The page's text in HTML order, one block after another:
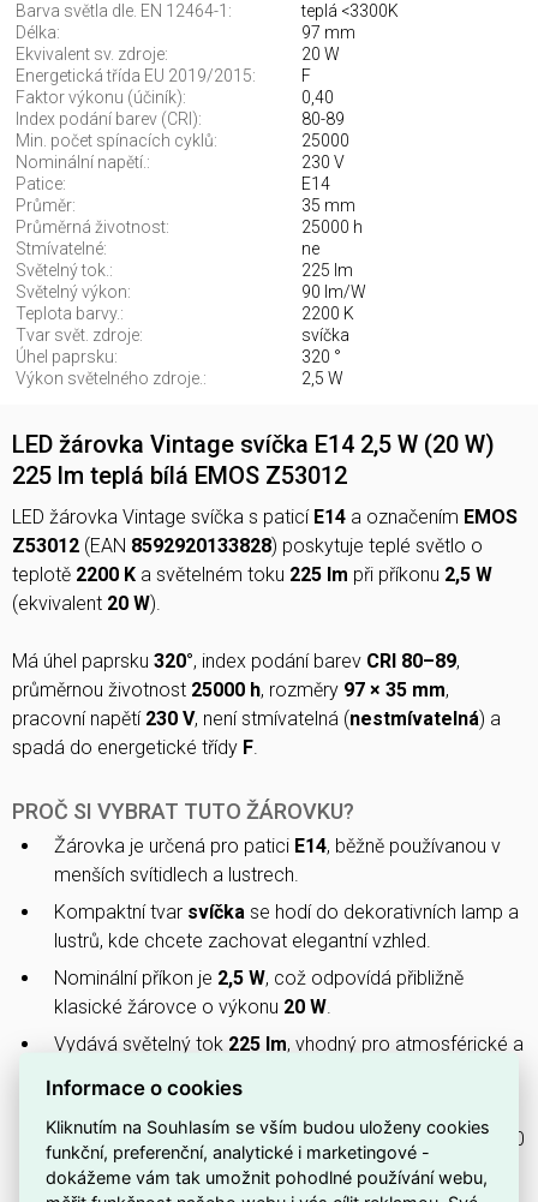
Barva světla dle. EN 12464-1:
teplá <3300K
Délka:
97 mm
Ekvivalent sv. zdroje:
20 W
Energetická třída EU 2019/2015:
F
Faktor výkonu (účiník):
0,40
Index podání barev (CRI):
80-89
Min. počet spínacích cyklů:
25000
Nominální napětí.:
230 V
Patice:
E14
Průměr:
35 mm
Průměrná životnost:
25000 h
Stmívatelné:
ne
Světelný tok.:
225 lm
Světelný výkon:
90 lm/W
Teplota barvy.:
2200 K
Tvar svět. zdroje:
svíčka
Úhel paprsku:
320 °
Výkon světelného zdroje.:
2,5 W
LED žárovka Vintage svíčka E14 2,5 W (20 W)
225 lm teplá bílá EMOS Z53012
LED žárovka Vintage svíčka s paticí E14 a označením EMOS
Z53012 (EAN 8592920133828) poskytuje teplé světlo o
teplotě 2200 K a světelném toku 225 lm při příkonu 2,5 W
(ekvivalent 20 W).
Má úhel paprsku 320°, index podání barev CRI 80–89,
průměrnou životnost 25000 h, rozměry 97 × 35 mm,
pracovní napětí 230 V, není stmívatelná (nestmívatelná) a
spadá do energetické třídy F.
PROČ SI VYBRAT TUTO ŽÁROVKU?
Žárovka je určená pro patici E14, běžně používanou v
menších svítidlech a lustrech.
Kompaktní tvar svíčka se hodí do dekorativních lamp a
lustrů, kde chcete zachovat elegantní vzhled.
Nominální příkon je 2,5 W, což odpovídá přibližně
klasické žárovce o výkonu 20 W.
Vydává světelný tok 225 lm, vhodný pro atmosférické a
světlo (dle EN 12464-1 je to teplá barva, méně než 3300
K).
Informace o cookies
Kliknutím na Souhlasím se vším budou uloženy cookies
funkční, preferenční, analytické i marketingové -
dokážeme vám tak umožnit pohodlné používání webu,